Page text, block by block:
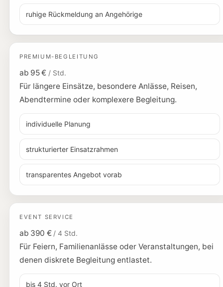
ruhige Rückmeldung an Angehörige
PREMIUM-BEGLEITUNG
ab 95 € / Std.
Für längere Einsätze, besondere Anlässe, Reisen,
Abendtermine oder komplexere Begleitung.
individuelle Planung
strukturierter Einsatzrahmen
transparentes Angebot vorab
EVENT SERVICE
ab 390 € / 4 Std.
Für Feiern, Familienanlässe oder Veranstaltungen, bei
denen diskrete Begleitung entlastet.
bis 4 Std. vor Ort